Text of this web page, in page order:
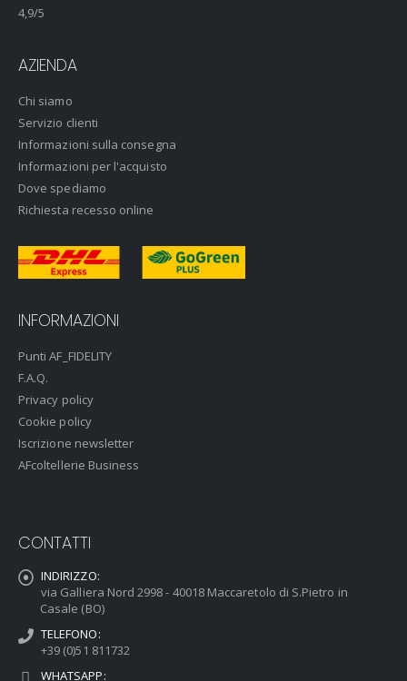
4,9/5
AZIENDA
Chi siamo
Servizio clienti
Informazioni sulla consegna
Informazioni per l'acquisto
Dove spediamo
Richiesta recesso online
INFORMAZIONI
Punti AF_FIDELITY
F.A.Q.
Privacy policy
Cookie policy
Iscrizione newsletter
AFcoltellerie Business
CONTATTI
INDIRIZZO:
via Galliera Nord 2998 - 40018 Maccaretolo di S.Pietro in
Casale (BO)
TELEFONO:
+39 (0)51 811732
WHATSAPP: